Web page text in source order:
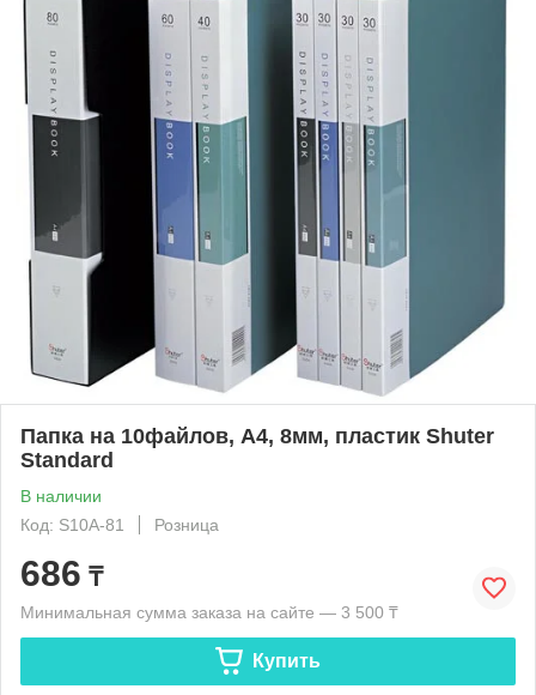
Папка на 10файлов, А4, 8мм, пластик Shuter
Standard
В наличии
Код: S10A-81
Розница
686 ₸
Минимальная сумма заказа на сайте — 3 500 ₸
Купить